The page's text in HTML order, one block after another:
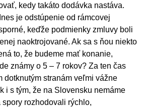
kedy takáto dodávka nastáva.
je odstúpenie od rámcovej
keďže podmienky zmluvy boli
naoktrojované. Ak sa s ňou niekto
to, že budeme mať konanie,
známy o 5 – 7 rokov? Za ten čas
dotknutým stranám veľmi vážne
i s tým, že na Slovensku nemáme
spory rozhodovali rýchlo,